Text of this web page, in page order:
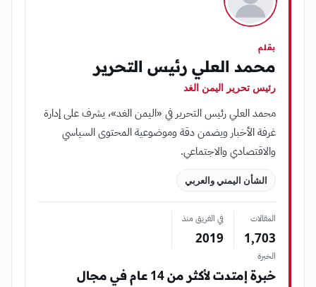
بقلم
محمد العلي رئيس التحرير
رئيس تحرير اليمن الغد
محمد العلي رئيس التحرير في «اليمن الغد»، يشرف على إدارة
غرفة الأخبار ويضمن دقة وموضوعية المحتوى السياسي
والاقتصادي والاجتماعي.
الشأن اليمني والعربي
المقالات
1٬703
في الفريق منذ
2019
الخبرة
خبرة إمتدت لأكثر من 14 عام في مجال